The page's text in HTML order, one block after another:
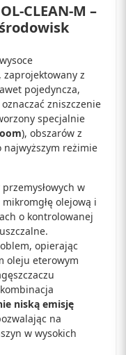
CLEAN-M –
zaprojektowany z
pojedyncza,
zniszczenie
specjalnie
), obszarów z
reżimie
w
olejową i
o kontrolowanej
opierając
oleju eterowym
niską emisję
na
w wysokich